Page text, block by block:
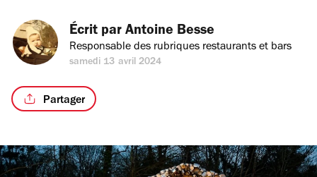
Écrit par Antoine Besse
Responsable des rubriques restaurants et bars
samedi 13 avril 2024
Partager